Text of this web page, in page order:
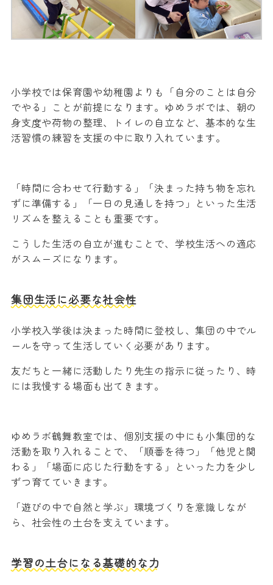
小学校では保育園や幼稚園よりも「自分のことは自分
でやる」ことが前提になります。ゆめラボでは、朝の
身支度や荷物の整理、トイレの自立など、基本的な生
活習慣の練習を支援の中に取り入れています。
「時間に合わせて行動する」「決まった持ち物を忘れ
ずに準備する」「一日の見通しを持つ」といった生活
リズムを整えることも重要です。
こうした生活の自立が進むことで、学校生活への適応
がスムーズになります。
集団生活に必要な社会性
小学校入学後は決まった時間に登校し、集団の中でル
ールを守って生活していく必要があります。
友だちと一緒に活動したり先生の指示に従ったり、時
には我慢する場面も出てきます。
ゆめラボ鶴舞教室では、個別支援の中にも小集団的な
活動を取り入れることで、「順番を待つ」「他児と関
わる」「場面に応じた行動をする」といった力を少し
ずつ育てていきます。
「遊びの中で自然と学ぶ」環境づくりを意識しなが
ら、社会性の土台を支えています。
学習の土台になる基礎的な力